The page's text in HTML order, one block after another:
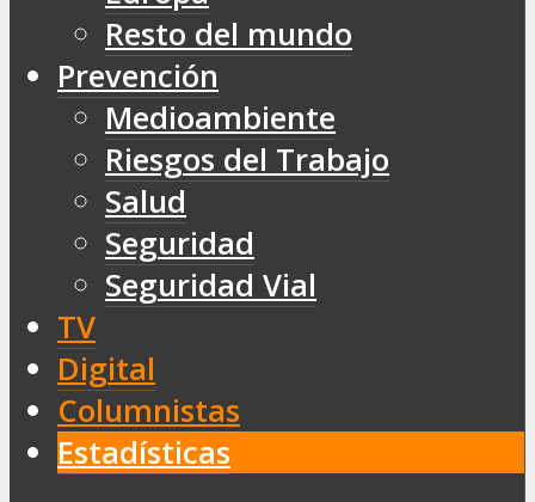
Resto del mundo
Prevención
Medioambiente
Riesgos del Trabajo
Salud
Seguridad
Seguridad Vial
TV
Digital
Columnistas
Estadísticas